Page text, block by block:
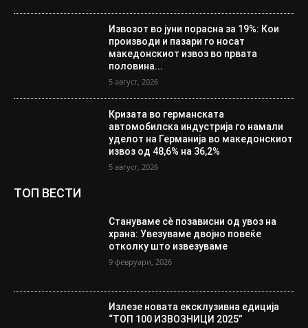
Извозот во јуни порасна за 19%: Кои
производи и пазари го носат
македонскиот извоз во првата
половина...
5 август, 2026
Кризата во германската
автомобилска индустрија го намали
уделот на Германија во македонскиот
извоз од 48,6% на 36,2%
5 август, 2026
ТОП ВЕСТИ
Стануваме сè позависни од увоз на
храна: Увезуваме двојно повеќе
отколку што извезуваме
9 февруари, 2026
Излезе новата ексклузивна едиција
“ТОП 100 ИЗВОЗНИЦИ 2025”